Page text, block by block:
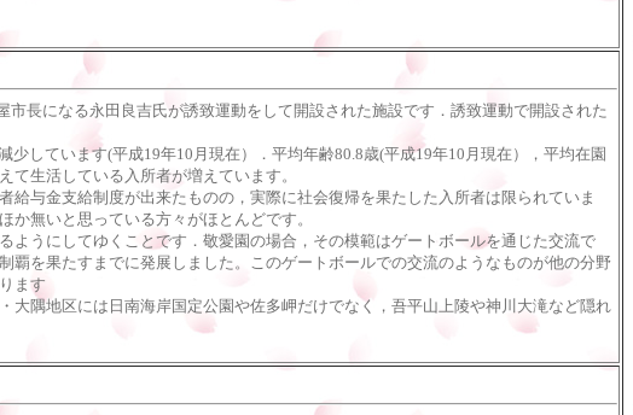
長になる永田良吉氏が誘致運動をして開設された施設です．誘致運動で開設された
しています(平成19年10月現在）．平均年齢80.8歳(平成19年10月現在），平均在園
生活している入所者が増えています。
与金支給制度が出来たものの，実際に社会復帰を果たした入所者は限られていま
無いと思っている方々がほとんどです。
うにしてゆくことです．敬愛園の場合，その模範はゲートボールを通じた交流で
を果たすまでに発展しました。このゲートボールでの交流のようなものが他の分野
ます
隅地区には日南海岸国定公園や佐多岬だけでなく，吾平山上陵や神川大滝など隠れ